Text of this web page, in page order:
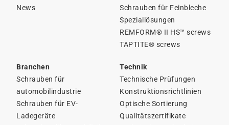
News
Schrauben für Feinbleche
Speziallösungen
REMFORM® II HS™ screws
TAPTITE® screws
Branchen
Schrauben für
automobilindustrie
Schrauben für EV-
Ladegeräte
Technik
Technische Prüfungen
Konstruktionsrichtlinien
Optische Sortierung
Qualitätszertifikate